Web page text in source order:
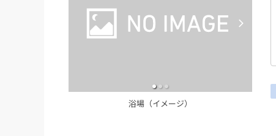
浴場（イメージ）